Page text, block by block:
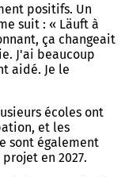
positifs. Un
suit : « Läuft à
ça changeait
J'ai beaucoup
aidé. Je le
écoles ont
et les
sont également
en 2027.